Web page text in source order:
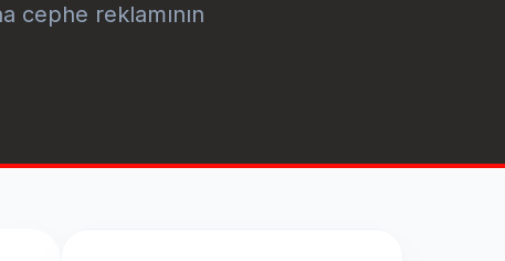
reklamının